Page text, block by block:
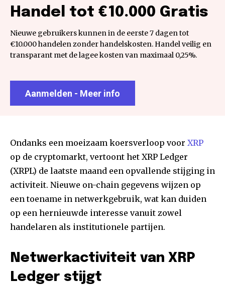
Handel tot €10.000 Gratis
Nieuwe gebruikers kunnen in de eerste 7 dagen tot
€10.000 handelen zonder handelskosten. Handel veilig en
transparant met de lagee kosten van maximaal 0,25%.
Aanmelden - Meer info
Ondanks een moeizaam koersverloop voor XRP
op de cryptomarkt, vertoont het XRP Ledger
(XRPL) de laatste maand een opvallende stijging in
activiteit. Nieuwe on-chain gegevens wijzen op
een toename in netwerkgebruik, wat kan duiden
op een hernieuwde interesse vanuit zowel
handelaren als institutionele partijen.
Netwerkactiviteit van XRP
Ledger stijgt